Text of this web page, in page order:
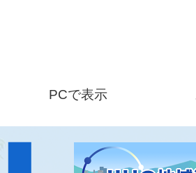
PCで表示